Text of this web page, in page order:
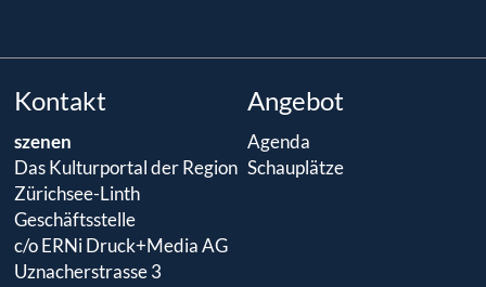
Kontakt
szenen
Das Kulturportal der Region
Zürichsee-Linth
Geschäftsstelle
c/o ERNi Druck+Media AG
Uznacherstrasse 3
Angebot
Agenda
Schauplätze